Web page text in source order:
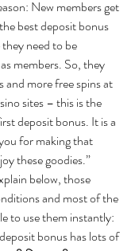
New members get
best deposit bonus
need to be
members. So, they
and more free spins at
sites – this is the
deposit bonus. It is a
for making that
these goodies.”
below, those
and most of the
to use them instantly:
bonus has lots of